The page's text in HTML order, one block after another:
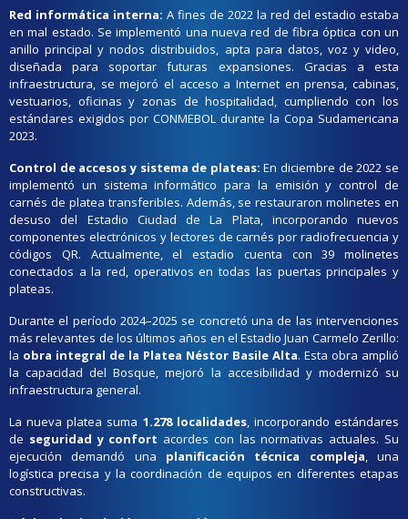
Red informática interna: A fines de 2022 la red del estadio estaba
en mal estado. Se implementó una nueva red de fibra óptica con un
anillo principal y nodos distribuidos, apta para datos, voz y video,
diseñada para soportar futuras expansiones. Gracias a esta
infraestructura, se mejoró el acceso a Internet en prensa, cabinas,
vestuarios, oficinas y zonas de hospitalidad, cumpliendo con los
estándares exigidos por CONMEBOL durante la Copa Sudamericana
2023.
Control de accesos y sistema de plateas: En diciembre de 2022 se
implementó un sistema informático para la emisión y control de
carnés de platea transferibles. Además, se restauraron molinetes en
desuso del Estadio Ciudad de La Plata, incorporando nuevos
componentes electrónicos y lectores de carnés por radiofrecuencia y
códigos QR. Actualmente, el estadio cuenta con 39 molinetes
conectados a la red, operativos en todas las puertas principales y
plateas.
Durante el período 2024–2025 se concretó una de las intervenciones
más relevantes de los últimos años en el Estadio Juan Carmelo Zerillo:
la obra integral de la Platea Néstor Basile Alta. Esta obra amplió
la capacidad del Bosque, mejoró la accesibilidad y modernizó su
infraestructura general.
La nueva platea suma 1.278 localidades, incorporando estándares
de seguridad y confort acordes con las normativas actuales. Su
ejecución demandó una planificación técnica compleja, una
logística precisa y la coordinación de equipos en diferentes etapas
constructivas.